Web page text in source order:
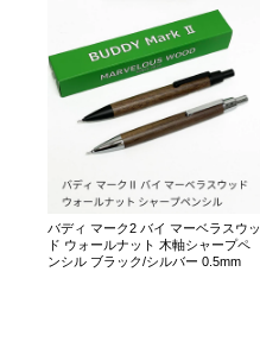
バディ マーク2 バイ マーベラスウッ
ド ウォールナット 木軸シャープペ
ンシル ブラック/シルバー 0.5mm